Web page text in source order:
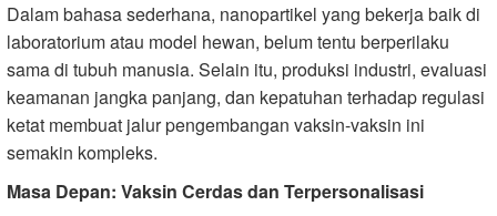
Dalam bahasa sederhana, nanopartikel yang bekerja baik di
laboratorium atau model hewan, belum tentu berperilaku
sama di tubuh manusia. Selain itu, produksi industri, evaluasi
keamanan jangka panjang, dan kepatuhan terhadap regulasi
ketat membuat jalur pengembangan vaksin-vaksin ini
semakin kompleks.
Masa Depan: Vaksin Cerdas dan Terpersonalisasi